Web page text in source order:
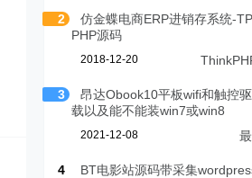
2
仿金蝶电商ERP进销存系统-
PHP源码
2018-12-20
3
昂达Obook10平板wifi和触控
载以及能不能装win7或win8
2021-12-08
4
BT电影站源码带采集